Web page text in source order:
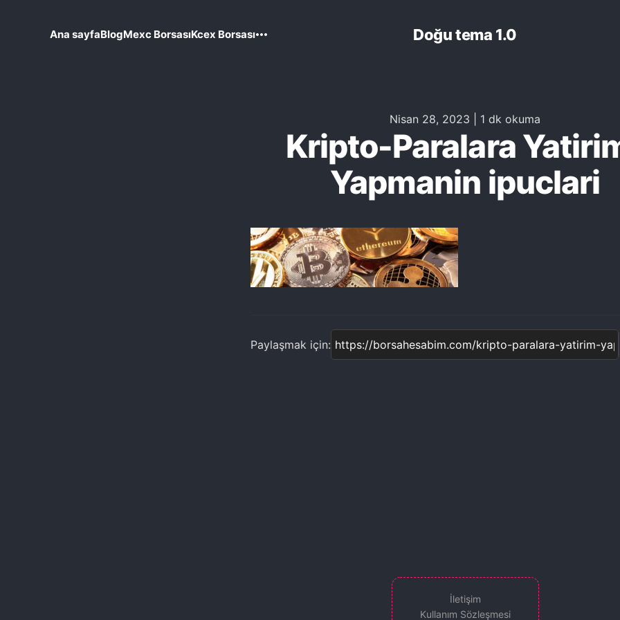
Doğu tema 1.0
Ana sayfaBlogMexc BorsasıKcex Borsası
Nisan 28, 2023 1 dk okuma
Kripto-Paralara
Yapmanin ipuclari
Paylaşmak için:
İletişim
Kullanım Sözleşmesi